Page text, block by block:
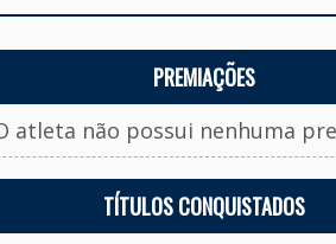
PREMIAÇÕES
atleta não possui nenhuma
TÍTULOS CONQUISTADOS